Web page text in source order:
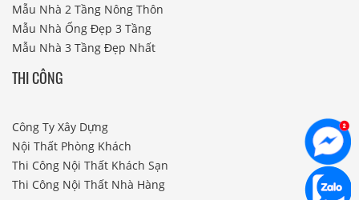
Mẫu Nhà 2 Tầng Nông Thôn
Mẫu Nhà Ống Đẹp 3 Tầng
Mẫu Nhà 3 Tầng Đẹp Nhất
THI CÔNG
Công Ty Xây Dựng
Nội Thất Phòng Khách
Thi Công Nội Thất Khách Sạn
Thi Công Nội Thất Nhà Hàng